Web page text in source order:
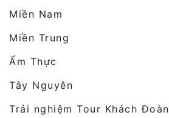
Miền Nam
Miền Trung
Ẩm Thực
Tây Nguyên
Trải nghiệm Tour Khách Đoàn